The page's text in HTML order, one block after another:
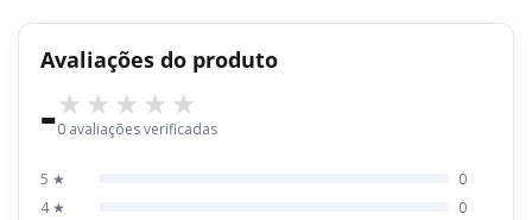
Avaliações do produto
-0 avaliações verificadas
5 ★
0
4 ★
0